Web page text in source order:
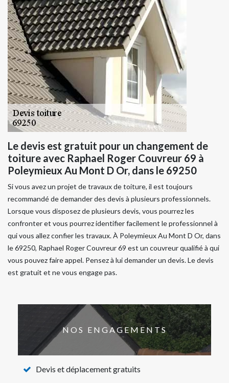
Le devis est gratuit pour un changement de
toiture avec Raphael Roger Couvreur 69 à
Poleymieux Au Mont D Or, dans le 69250
Si vous avez un projet de travaux de toiture, il est toujours
recommandé de demander des devis à plusieurs professionnels.
Lorsque vous disposez de plusieurs devis, vous pourrez les
confronter et vous pourrez identifier facilement le professionnel à
qui vous allez confier les travaux. À Poleymieux Au Mont D Or, dans
le 69250, Raphael Roger Couvreur 69 est un couvreur qualifié à qui
vous pouvez faire appel. Pensez à lui demander un devis. Le devis
est gratuit et ne vous engage pas.
NOS ENGAGEMENTS
Devis et déplacement gratuits